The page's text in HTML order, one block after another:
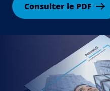
Consulter le PDF